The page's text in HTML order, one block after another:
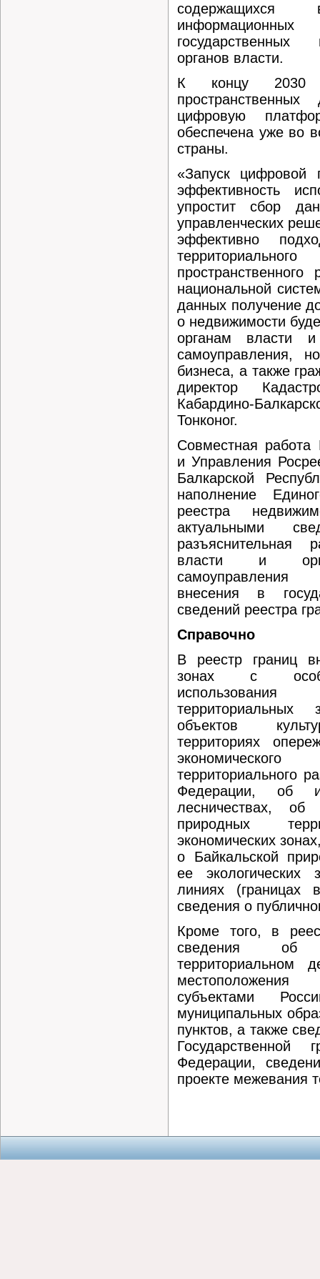
содержащихся
органов власти.
К концу 2030
цифровую
обеспечена уже во
страны.
«Запуск цифровой
эффективность
упростит сбор
управленческих
эффективно
пространственного
национальной
данных получение
о недвижимости
органам власти и
самоуправления,
бизнеса, а также
директор
Кабардино-
Тонконог.
Совместная работа
и Управления
Балкарской
наполнение
реестра
актуальными
разъяснительная
власти и
самоуправления
внесения в
сведений реестра
Справочно
В реестр границ
зонах с
территориальных
объектов
территориях
территориального
Федерации, об
лесничествах, об
природных
экономических
о Байкальской
ее экологических
линиях (границах
сведения о
Кроме того, в
сведения об
территориальном
субъектами
муниципальных
пунктов, а также
Государственной
Федерации,
проекте межевания